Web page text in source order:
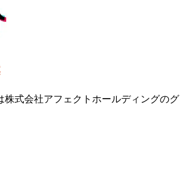
株式会社アフェクトホールディングのグ